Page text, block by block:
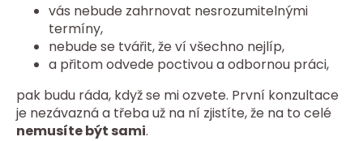
vás nebude zahrnovat nesrozumitelnými
termíny,
nebude se tvářit, že ví všechno nejlíp,
a přitom odvede poctivou a odbornou práci,
pak budu ráda, když se mi ozvete. První konzultace
je nezávazná a třeba už na ní zjistíte, že na to celé
nemusíte být sami.